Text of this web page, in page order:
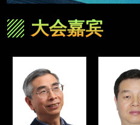
大会嘉宾